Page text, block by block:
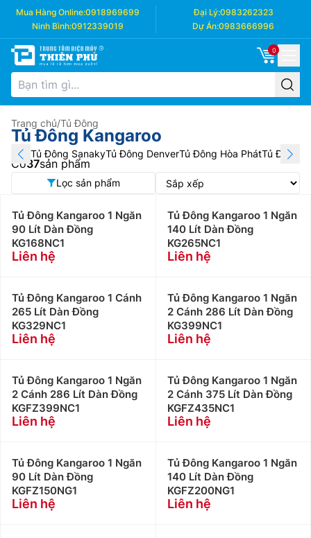
Mua Hàng Online:0918969699 Đại Lý:0983262323
Ninh Bình:0912339019 Dự Án:0983666996
0
Trang chủ/Tủ Đông
Tủ Đông Kangaroo
Tủ Đông SanakyTủ Đông DenverTủ Đông Hòa PhátTủ Đông
Có37sản phẩm
Lọc sản phẩm
Tủ Đông Kangaroo 1 Ngăn
90 Lít Dàn Đồng
KG168NC1
Liên hệ
Tủ Đông Kangaroo 1 Ngăn
140 Lít Dàn Đồng
KG265NC1
Liên hệ
Tủ Đông Kangaroo 1 Cánh
265 Lít Dàn Đồng
KG329NC1
Liên hệ
Tủ Đông Kangaroo 1 Ngăn
2 Cánh 286 Lít Dàn Đồng
KG399NC1
Liên hệ
Tủ Đông Kangaroo 1 Ngăn
2 Cánh 286 Lít Dàn Đồng
KGFZ399NC1
Liên hệ
Tủ Đông Kangaroo 1 Ngăn
2 Cánh 375 Lít Dàn Đồng
KGFZ435NC1
Liên hệ
Tủ Đông Kangaroo 1 Ngăn
90 Lít Dàn Đồng
KGFZ150NG1
Liên hệ
Tủ Đông Kangaroo 1 Ngăn
140 Lít Dàn Đồng
KGFZ200NG1
Liên hệ